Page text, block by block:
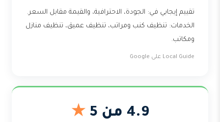
تقييم إيجابي في: الجودة، الاحترافية، والقيمة مقابل السعر.
الخدمات: تنظيف كنب ومراتب، تنظيف عميق، تنظيف منازل
ومكاتب.
Local Guide على Google
4.9 من 5 ★